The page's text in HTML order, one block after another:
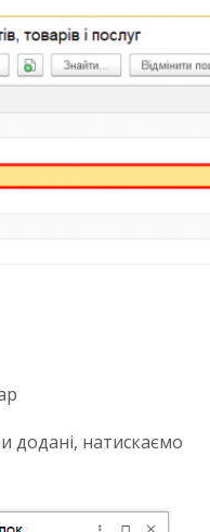
додані, натискаємо